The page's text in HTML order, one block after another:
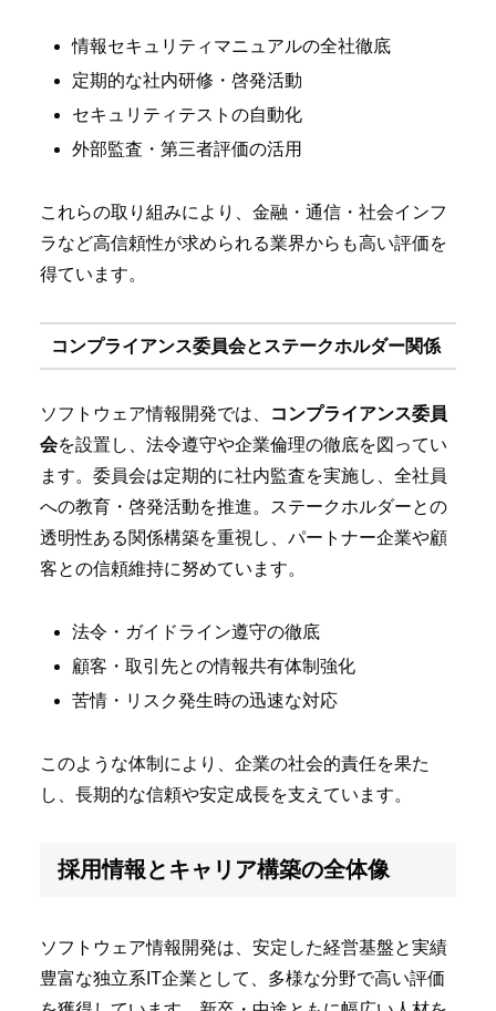
情報セキュリティマニュアルの全社徹底
定期的な社内研修・啓発活動
セキュリティテストの自動化
外部監査・第三者評価の活用
これらの取り組みにより、金融・通信・社会インフ
ラなど高信頼性が求められる業界からも高い評価を
得ています。
コンプライアンス委員会とステークホルダー関係
ソフトウェア情報開発では、
コンプライアンス委員
会を設置し、法令遵守や企業倫理の徹底を図ってい
ます。委員会は定期的に社内監査を実施し、全社員
への教育・啓発活動を推進。ステークホルダーとの
透明性ある関係構築を重視し、パートナー企業や顧
客との信頼維持に努めています。
法令・ガイドライン遵守の徹底
顧客・取引先との情報共有体制強化
苦情・リスク発生時の迅速な対応
このような体制により、企業の社会的責任を果た
し、長期的な信頼や安定成長を支えています。
採用情報とキャリア構築の全体像
ソフトウェア情報開発は、安定した経営基盤と実績
豊富な独立系IT企業として、多様な分野で高い評価